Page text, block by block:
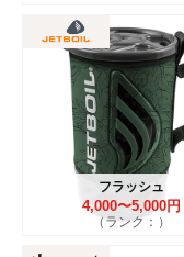
フラッシュ
4,000〜5,000円
（ランク：）